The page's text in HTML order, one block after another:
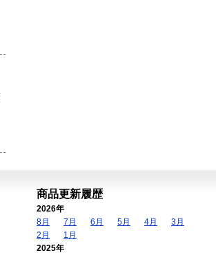
商品更新履歴
2026年
8月
7月 6月 5月 4月
3月
2月
1月
2025年